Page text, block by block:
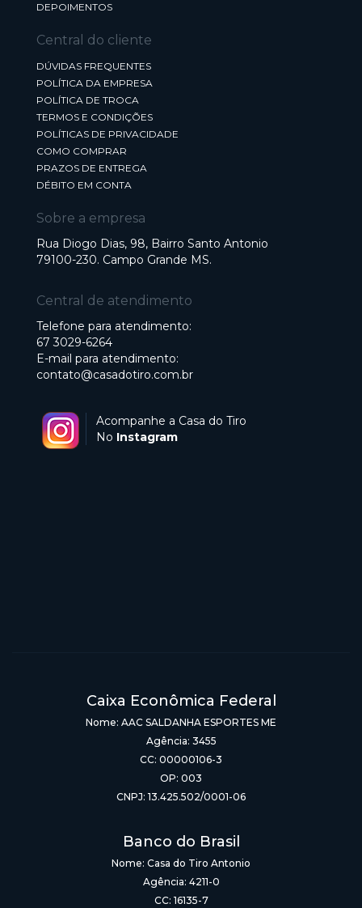
DEPOIMENTOS
Central do cliente
DÚVIDAS FREQUENTES
POLÍTICA DA EMPRESA
POLÍTICA DE TROCA
TERMOS E CONDIÇÕES
POLÍTICAS DE PRIVACIDADE
COMO COMPRAR
PRAZOS DE ENTREGA
DÉBITO EM CONTA
Sobre a empresa
Rua Diogo Dias, 98, Bairro Santo Antonio
79100-230. Campo Grande MS.
Central de atendimento
Telefone para atendimento:
67 3029-6264
E-mail para atendimento:
contato@casadotiro.com.br
Acompanhe a Casa do Tiro
No Instagram
Caixa Econômica Federal
Nome: AAC SALDANHA ESPORTES ME
Agência: 3455
CC: 00000106-3
OP: 003
CNPJ: 13.425.502/0001-06
Banco do Brasil
Nome: Casa do Tiro Antonio
Agência: 4211-0
CC: 16135-7